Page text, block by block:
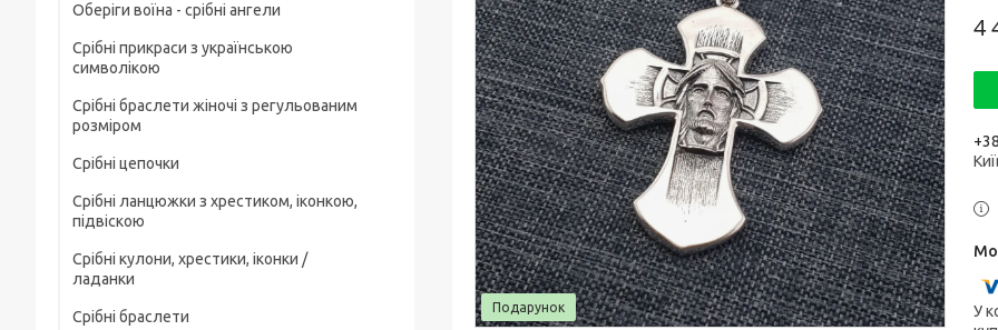
4
У
Подарунок
Оберіги воїна - срібні ангели
Срібні прикраси з українською
символікою
Срібні браслети жіночі з регульованим
розміром
Срібні цепочки
Чоловічі срібні цепочки
Ювелірний шнурок зі срібним замком
Жіночі цепочки срібні
Срібні ланцюжки з хрестиком, іконкою,
підвіскою
Срібні цепочки з хрестиком
Срібні кулони, хрестики, іконки /
ладанки
Срібні хрестики
Срібні браслети